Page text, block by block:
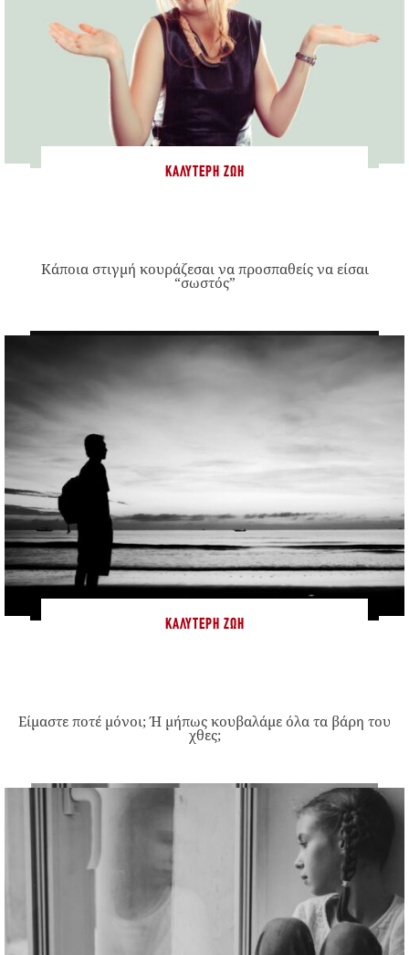
ΚΑΛΎΤΕΡΗ ΖΩΉ
Κάποια στιγμή κουράζεσαι να προσπαθείς να είσαι
“σωστός”
ΚΑΛΎΤΕΡΗ ΖΩΉ
Είμαστε ποτέ μόνοι; Ή μήπως κουβαλάμε όλα τα βάρη του
χθες;